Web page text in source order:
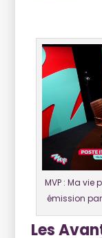
MVP : Ma vie
émission
Les